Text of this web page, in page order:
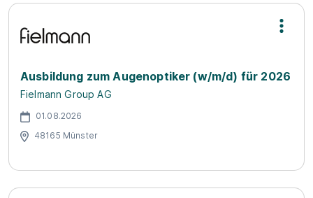
Ausbildung zum Augenoptiker (w/m/d) für 2026
Fielmann Group AG
01.08.2026
48165 Münster